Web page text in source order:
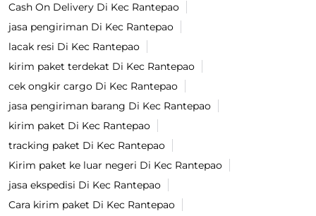
Cash On Delivery Di Kec Rantepao
jasa pengiriman Di Kec Rantepao
lacak resi Di Kec Rantepao
kirim paket terdekat Di Kec Rantepao
cek ongkir cargo Di Kec Rantepao
jasa pengiriman barang Di Kec Rantepao
kirim paket Di Kec Rantepao
tracking paket Di Kec Rantepao
Kirim paket ke luar negeri Di Kec Rantepao
jasa ekspedisi Di Kec Rantepao
Cara kirim paket Di Kec Rantepao